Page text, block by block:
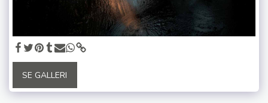
SE GALLERI